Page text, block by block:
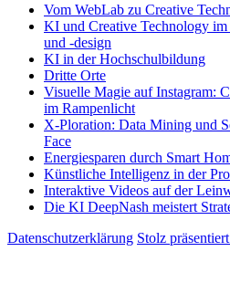
Vom WebLab zu Creative
KI und Creative Technology im
und -design
KI in der Hochschulbildung
Dritte Orte
Visuelle Magie auf Instagram:
im Rampenlicht
X-Ploration: Data Mining und
Face
Energiesparen durch Smart
Künstliche Intelligenz in der
Interaktive Videos auf der
Die KI DeepNash meistert
Datenschutzerklärung Stolz